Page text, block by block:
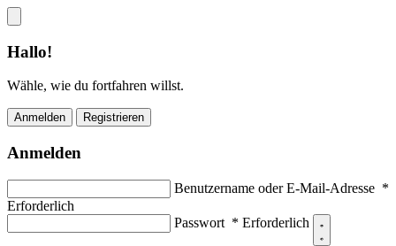
Hallo!
Wähle, wie du fortfahren willst.
Anmelden Registrieren
Anmelden
Benutzername oder E-Mail-Adresse *
Erforderlich
Passwort * Erforderlich